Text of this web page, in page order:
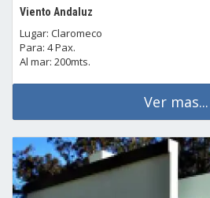
Viento Andaluz
Lugar: Claromeco
Para: 4 Pax.
Al mar: 200mts.
Ver mas...